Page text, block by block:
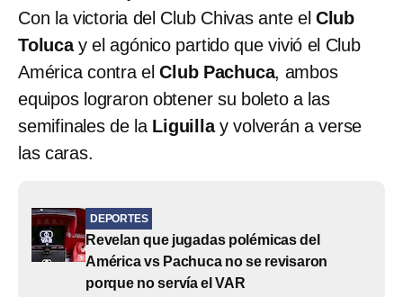
Con la victoria del Club Chivas ante el Club
Tolucay el agónico partido que vivió el Club
América contra elClub Pachuca, ambos
equipos lograron obtener su boleto a las
semifinales de la Liguillay volverán a verse
las caras.
DEPORTES
Revelan que jugadas polémicas del
América vs Pachuca no se revisaron
porque no servía el VAR